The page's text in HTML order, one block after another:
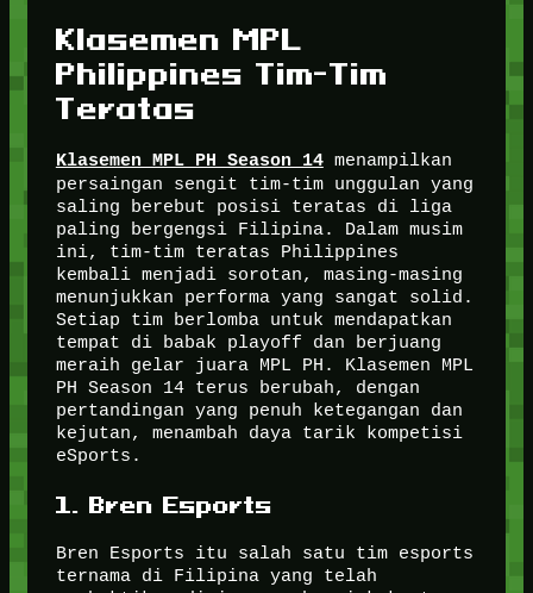
Klasemen MPL
Philippines Tim-Tim
Teratas
Klasemen MPL PH Season 14menampilkan
persaingan sengit tim-tim unggulan yang
saling berebut posisi teratas di liga
paling bergengsi Filipina. Dalam musim
ini, tim-tim teratas Philippines
kembali menjadi sorotan, masing-masing
menunjukkan performa yang sangat solid.
Setiap tim berlomba untuk mendapatkan
tempat di babak playoff dan berjuang
meraih gelar juara MPL PH. Klasemen MPL
PH Season 14 terus berubah, dengan
pertandingan yang penuh ketegangan dan
kejutan, menambah daya tarik kompetisi
eSports.
1. Bren Esports
Bren Esports itu salah satu tim esports
ternama di Filipina yang telah